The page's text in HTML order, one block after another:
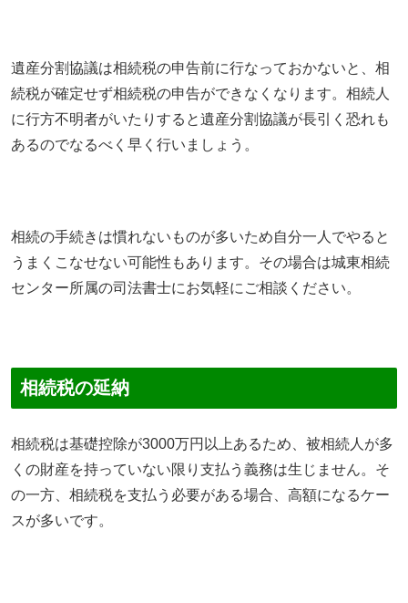
遺産分割協議は相続税の申告前に行なっておかないと、相
続税が確定せず相続税の申告ができなくなります。相続人
に行方不明者がいたりすると遺産分割協議が長引く恐れも
あるのでなるべく早く行いましょう。
相続の手続きは慣れないものが多いため自分一人でやると
うまくこなせない可能性もあります。その場合は城東相続
センター所属の司法書士にお気軽にご相談ください。
相続税の延納
相続税は基礎控除が3000万円以上あるため、被相続人が多
くの財産を持っていない限り支払う義務は生じません。そ
の一方、相続税を支払う必要がある場合、高額になるケー
スが多いです。